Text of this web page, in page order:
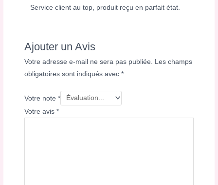
Service client au top, produit reçu en parfait état.
Ajouter un Avis
Votre adresse e-mail ne sera pas publiée.
Les champs
obligatoires sont indiqués avec*
Votre note*
Votre avis*